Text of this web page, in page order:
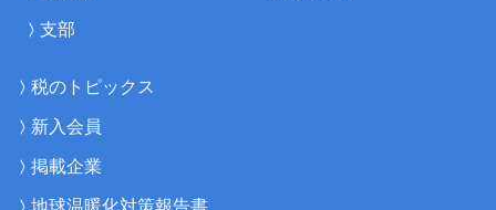
支部
税のトピックス
新入会員
掲載企業
地球温暖化対策報告書